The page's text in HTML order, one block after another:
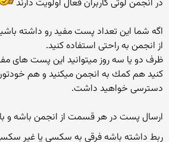
در انجمن لوتی كاربران فعال اولویت دارند
اگه شما این تعداد پست مفید رو داشته
از انجمن به راحتی استفاده كنید.
ظرف دو یا سه روز میتوانید این پست های
كنید هم كمك به انجمن میكنید و هم
دسترسی خواهید داشت.
ارسال پست در هر قسمت از انجمن باشه و
ربط داشته باشه فرقی به سكسی یا غیر